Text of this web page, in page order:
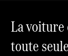
Limousine
Maybach
La
toute